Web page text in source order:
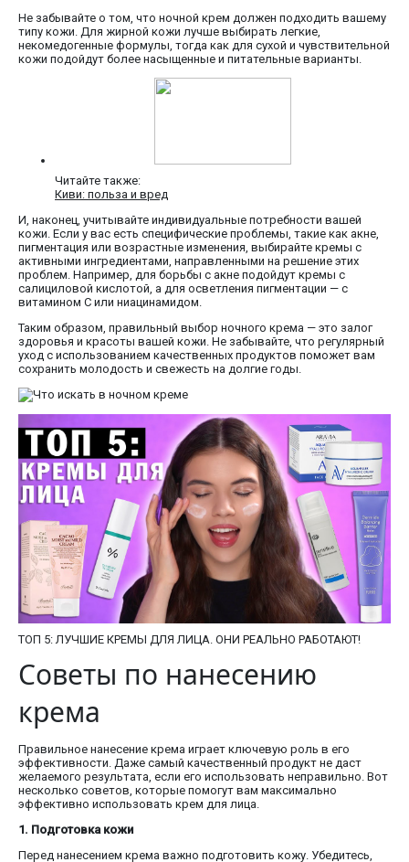
Не забывайте о том, что ночной крем должен подходить вашему
типу кожи. Для жирной кожи лучше выбирать легкие,
некомедогенные формулы, тогда как для сухой и чувствительной
кожи подойдут более насыщенные и питательные варианты.
Читайте также:
Киви: польза и вред
И, наконец, учитывайте индивидуальные потребности вашей
кожи. Если у вас есть специфические проблемы, такие как акне,
пигментация или возрастные изменения, выбирайте кремы с
активными ингредиентами, направленными на решение этих
проблем. Например, для борьбы с акне подойдут кремы с
салициловой кислотой, а для осветления пигментации — с
витамином C или ниацинамидом.
Таким образом, правильный выбор ночного крема — это залог
здоровья и красоты вашей кожи. Не забывайте, что регулярный
уход с использованием качественных продуктов поможет вам
сохранить молодость и свежесть на долгие годы.
ТОП 5: ЛУЧШИЕ КРЕМЫ ДЛЯ ЛИЦА. ОНИ РЕАЛЬНО РАБОТАЮТ!
Советы по нанесению
крема
Правильное нанесение крема играет ключевую роль в его
эффективности. Даже самый качественный продукт не даст
желаемого результата, если его использовать неправильно. Вот
несколько советов, которые помогут вам максимально
эффективно использовать крем для лица.
1. Подготовка кожи
Перед нанесением крема важно подготовить кожу. Убедитесь,